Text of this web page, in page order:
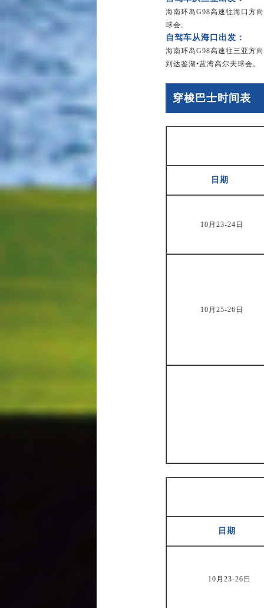
海南环岛G98高速往海口方
球会。
自驾车从海口出发：
海南环岛G98高速往三亚方
到达鉴湖•蓝湾高尔夫球会。
穿梭巴士时间表
日期
10月23-24日
10月25-26日
日期
10月23-26日